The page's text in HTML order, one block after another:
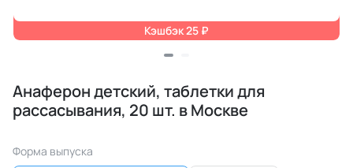
Кэшбэк 25 ₽
Анаферон детский, таблетки для
рассасывания, 20 шт. в Москве
Форма выпуска